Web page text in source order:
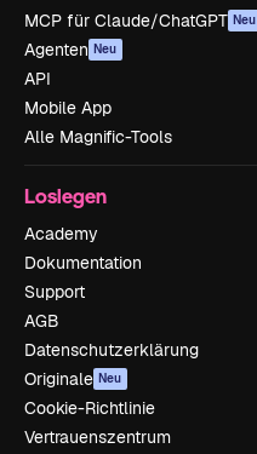
MCP für Claude/ChatGPT Neu
Agenten Neu
API
Mobile App
Alle Magnific-Tools
Loslegen
Academy
Dokumentation
Support
AGB
Datenschutzerklärung
Originale Neu
Cookie-Richtlinie
Vertrauenszentrum